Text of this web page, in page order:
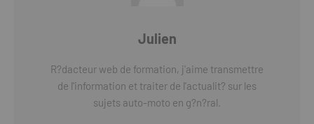
Julien
R?dacteur web de formation, j'aime transmettre
de l'information et traiter de l'actualit? sur les
sujets auto-moto en g?n?ral.